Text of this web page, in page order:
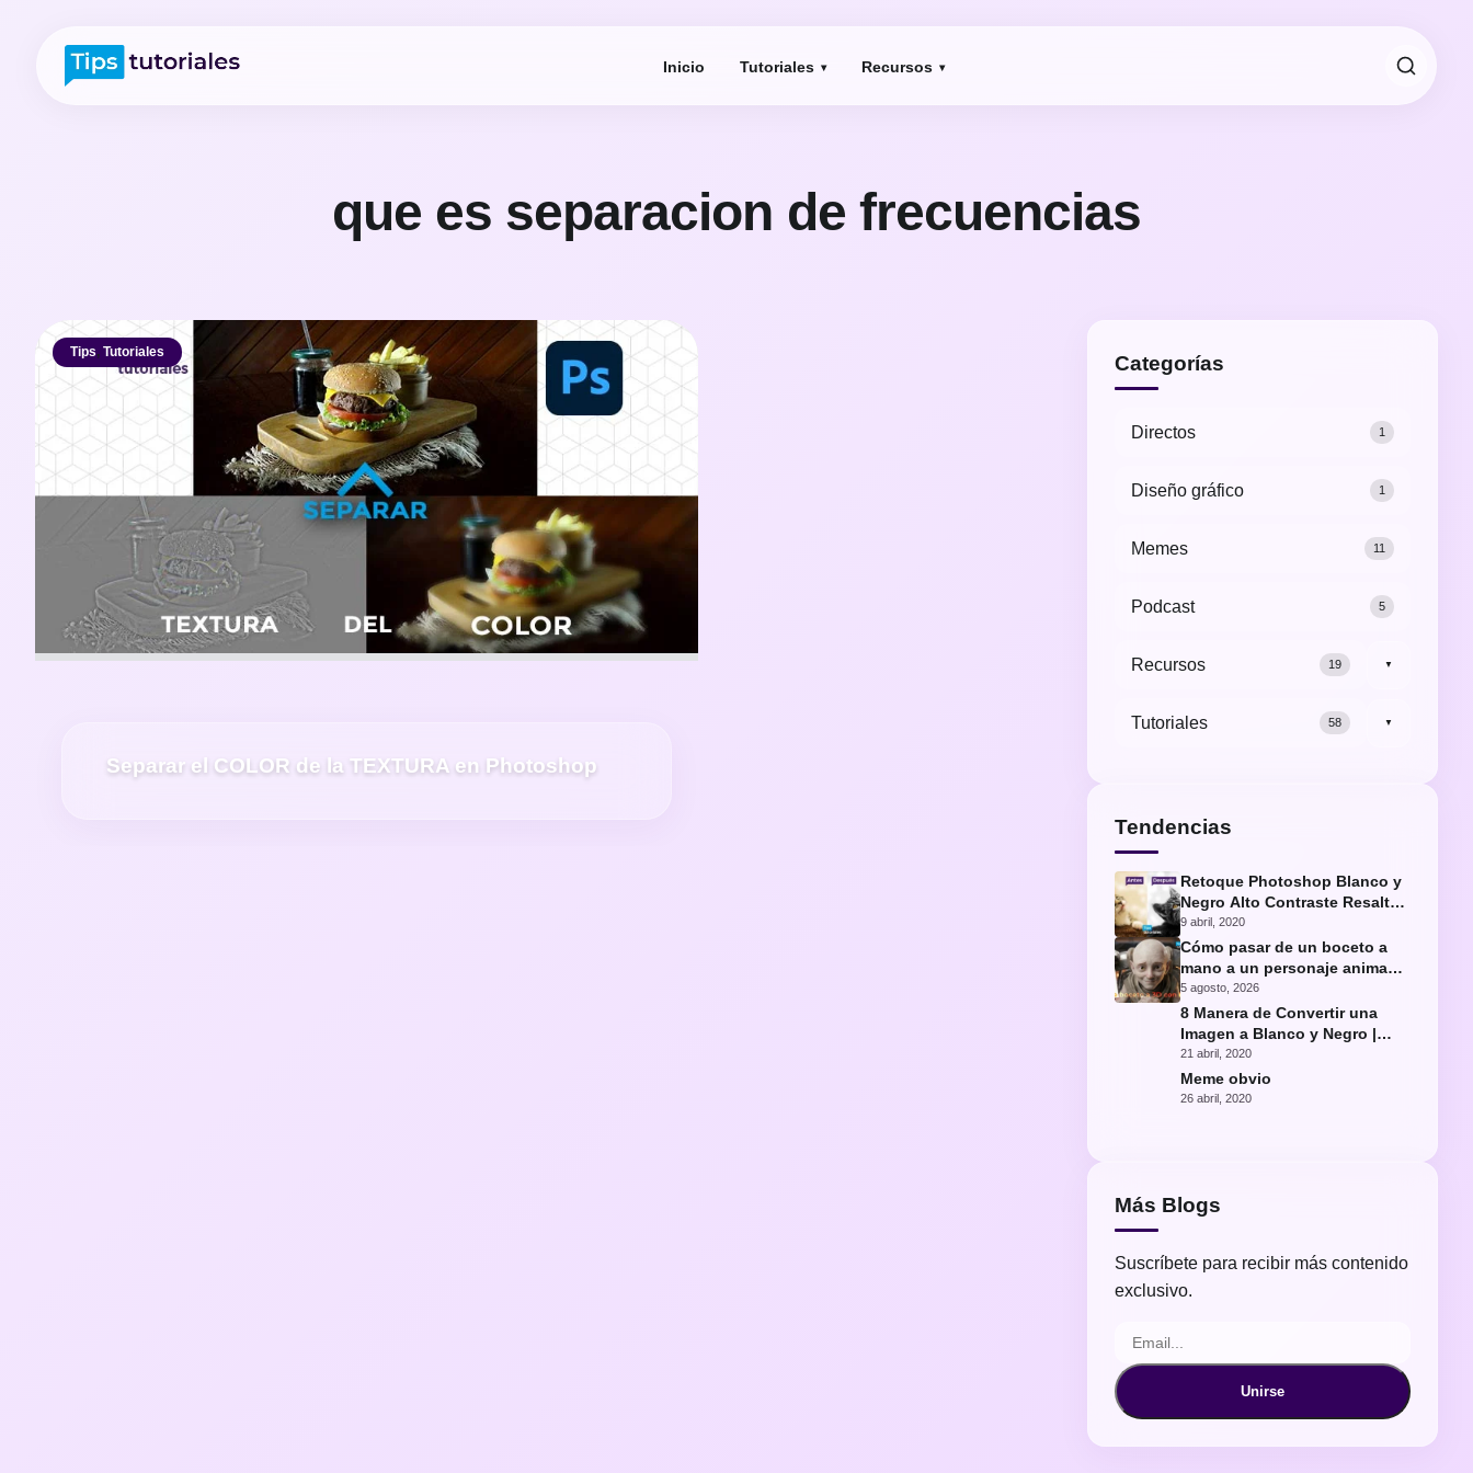
Inicio Tutoriales Recursos
que es separacion de frecuencias
Tips, Tutoriales
Separar el COLOR de la TEXTURA en Photoshop
Categorías
Directos 1
Diseño gráfico 1
Memes 11
Podcast 5
Recursos 19 ▼
Tutoriales 58 ▼
Tendencias
Retoque Photoshop Blanco y
Negro Alto Contraste Resaltar
Ojos Gato
9 abril, 2020
Cómo pasar de un boceto a
mano a un personaje animado
con IA
5 agosto, 2026
8 Manera de Convertir una
Imagen a Blanco y Negro |
Fácil Photoshop
21 abril, 2020
Meme obvio
26 abril, 2020
Más Blogs
Suscríbete para recibir más contenido
exclusivo.
Unirse